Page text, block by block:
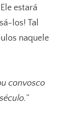
estará
los! Tal
naquele
convosco
”